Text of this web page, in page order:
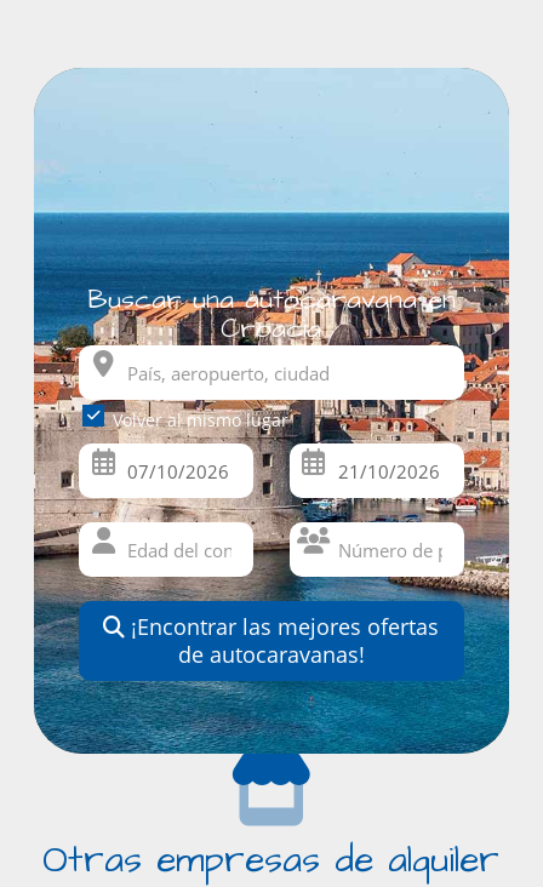
Buscar una autocaravana en
Croacia
Volver al mismo lugar
¡Encontrar las mejores ofertas
de autocaravanas!
Otras empresas de alquiler